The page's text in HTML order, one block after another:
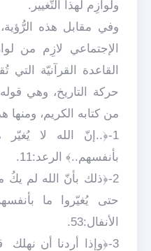
ولوازِم لهذا التَّغيير.
وفي مقابل هذه
الإجتماعي لازِم من
القاعدة القرآنيّة
حركة التاريخ، وهي
من كتابه الكريم، ومنها
1-﴿..إنّ الله لا
بأنفسهم..﴾ الرعد:11.
2-﴿ذلك بأنّ الله لم يكُ
حتى يُغيّروا ما
الأنفال:53.
3-﴿وإذا أردنا أن نهلك